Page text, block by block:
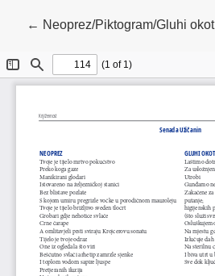
← Povratak na detalje članka
Neoprez/Piktogram/Gluhi okot